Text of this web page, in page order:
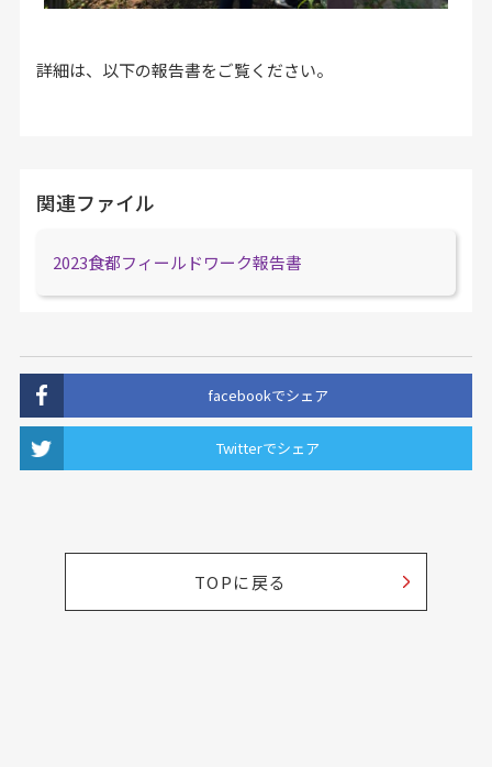
詳細は、以下の報告書をご覧ください。
関連ファイル
2023食都フィールドワーク報告書
facebookでシェア
Twitterでシェア
TOPに戻る